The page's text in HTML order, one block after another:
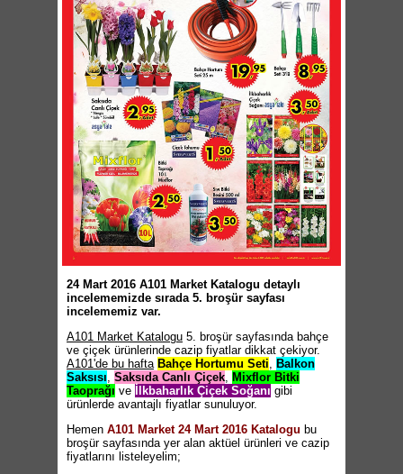
24 Mart 2016 A101 Market Katalogu detaylı
incelememizde sırada 5. broşür sayfası
incelememiz var.
A101 Market Katalogu 5. broşür sayfasında bahçe
ve çiçek ürünlerinde cazip fiyatlar dikkat çekiyor.
A101'de bu hafta Bahçe Hortumu Seti, Balkon
Saksısı, Saksıda Canlı Çiçek, Mixflor Bitki
Taoprağı ve İlkbaharlık Çiçek Soğanı gibi
ürünlerde avantajlı fiyatlar sunuluyor.
Hemen A101 Market 24 Mart 2016 Katalogu bu
broşür sayfasında yer alan aktüel ürünleri ve cazip
fiyatlarını listeleyelim;